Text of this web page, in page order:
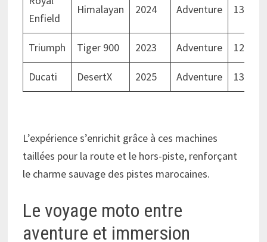
Enfield
Himalayan 2024 Adventure 130
Triumph Tiger 900 2023 Adventure 120
Ducati DesertX 2025 Adventure 130
L’expérience s’enrichit grâce à ces machines
taillées pour la route et le hors-piste, renforçant
le charme sauvage des pistes marocaines.
Le voyage moto entre
aventure et immersion